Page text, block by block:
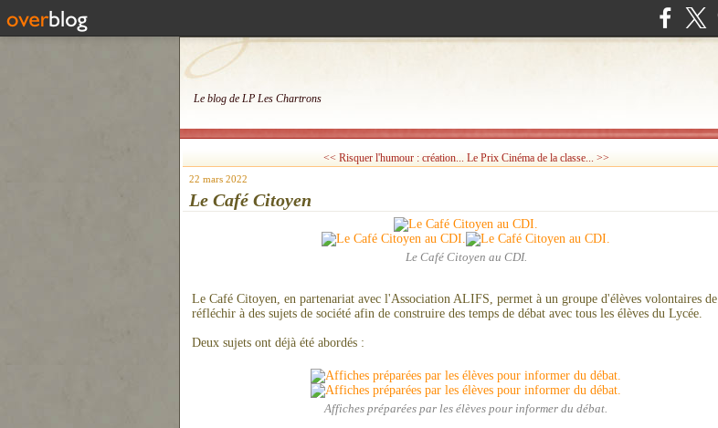
Le blog de LP Les Chartrons
<< Risquer l'humour : création... Le Prix Cinéma de la classe... >>
22 mars 2022
Le Café Citoyen
Le Café Citoyen au CDI.
Le Café Citoyen, en partenariat avec l'Association ALIFS, permet à un groupe d'élèves volontaires de
réfléchir à des sujets de société afin de construire des temps de débat avec tous les élèves du Lycée.
Deux sujets ont déjà été abordés :
Affiches préparées par les élèves pour informer du débat.